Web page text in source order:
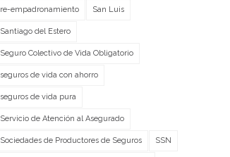
re-empadronamiento San Luis
Santiago del Estero
Seguro Colectivo de Vida Obligatorio
seguros de vida con ahorro
seguros de vida pura
Servicio de Atención al Asegurado
Sociedades de Productores de Seguros SSN